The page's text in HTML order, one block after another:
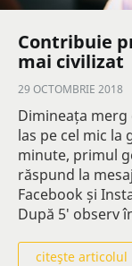
Contribuie
mai civilizat
29 OCTOMBRIE 2018
Dimineața
las pe cel mic la
minute, primul
răspund la
Facebook și
După 5′ observ
citeşte articolul